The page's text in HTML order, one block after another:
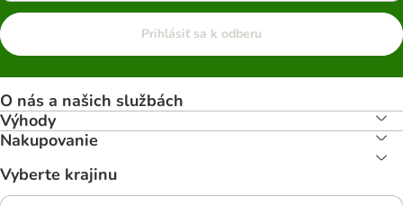
Prihlásiť sa k odberu
O nás a našich službách
Výhody
Nakupovanie
Vyberte krajinu